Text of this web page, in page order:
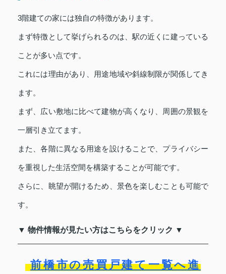
3階建ての家には独自の特徴があります。
まず特徴として挙げられるのは、駅の近くに建っている
ことが多い点です。
これには理由があり、用途地域や斜線制限が関係してき
ます。
まず、広い敷地に比べて建物が高くなり、周囲の景観を
一層引き立てます。
また、各階に異なる用途を設けることで、プライバシー
を重視した生活空間を構築することが可能です。
さらに、眺望が開けるため、景色を楽しむことも可能で
す。
▼ 物件情報が見たい方はこちらをクリック ▼
前橋市の売買戸建て一覧へ進